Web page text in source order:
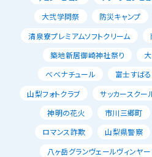
大弐学問祭
防災キャンプ
清泉寮プレミアムソフトクリーム
築地新居御崎神社祭り
べべナチュール
富士すば
山梨フォトクラブ
サッカースクー
神明の花火
市川三郷町
ロマンス詐欺
山梨県警察
八ヶ岳グランヴェールヴィンヤー